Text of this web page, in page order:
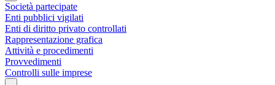
Società partecipate
Enti pubblici vigilati
Enti di diritto privato controllati
Rappresentazione grafica
Attività e procedimenti
Provvedimenti
Controlli sulle imprese